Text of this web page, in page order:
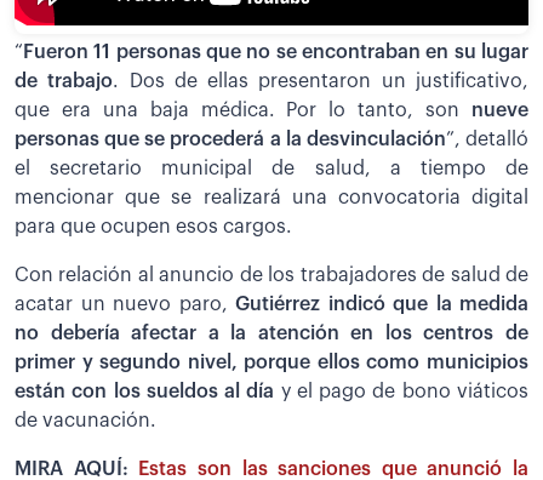
“ Fueron 11 personas que no se encontraban en su lugar
de trabajo. Dos de ellas presentaron un justificativo,
que era una baja médica. Por lo tanto, son nueve
personas que se procederá a la desvinculación”, detalló
el secretario municipal de salud, a tiempo de
mencionar que se realizará una convocatoria digital
para que ocupen esos cargos.
Con relación al anuncio de los trabajadores de salud de
acatar un nuevo paro, Gutiérrez indicó que la medida
no debería afectar a la atención en los centros de
primer y segundo nivel, porque ellos como municipios
están con los sueldos al día y el pago de bono viáticos
de vacunación.
MIRA AQUÍ:
Estas son las sanciones que anunció la